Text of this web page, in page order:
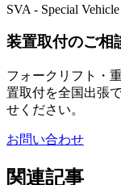
SVA - Special
装置取付のご相
フォークリフト・
置取付を全国出張
せください。
お問い合わせ
関連記事